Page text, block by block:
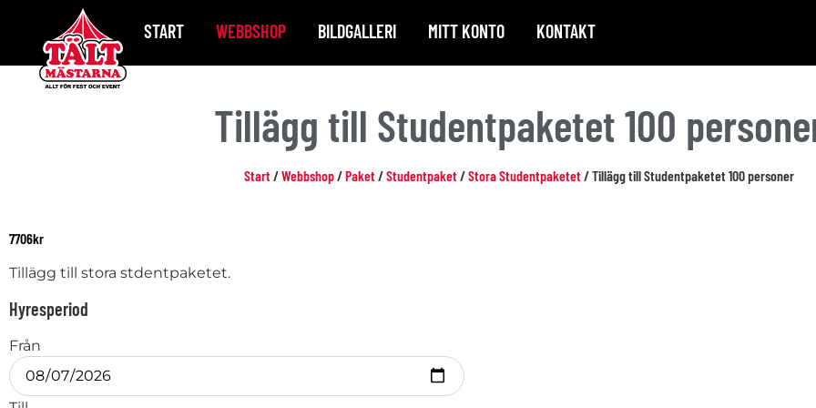
START WEBBSHOP BILDGALLERI MITT KONTO KONTAKT
Tillägg till Studentpaketet 100
Start/Webbshop/Paket/Studentpaket/Stora Studentpaketet/ Tillägg till Studentpaketet 100 personer
7706kr
Tillägg till stora stdentpaketet.
Hyresperiod
Från